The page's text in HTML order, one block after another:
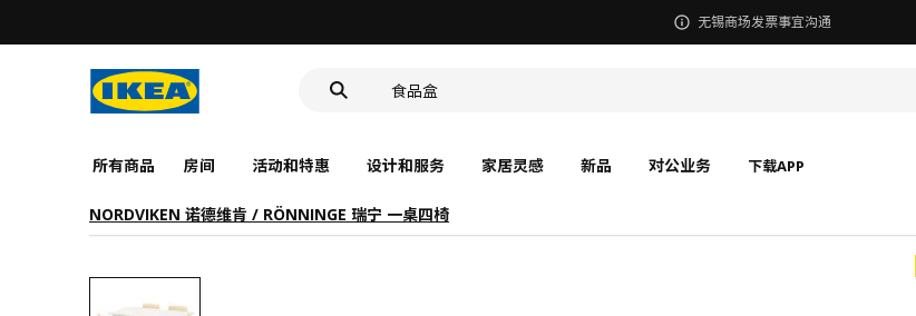
无锡商场发票事宜沟通
食品盒
所有商品 房间 活动和特惠 设计和服务 家居灵感 新品 对公业务 下载APP
NORDVIKEN 诺德维肯 / RÖNNINGE 瑞宁 一桌四椅